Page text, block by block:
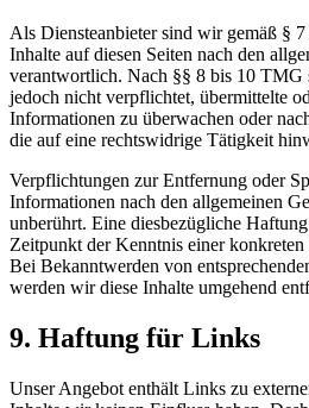
Als Diensteanbieter sind wir gemäß §
Inhalte auf diesen Seiten nach den
verantwortlich. Nach §§ 8 bis 10 TMG
jedoch nicht verpflichtet, übermittelte
Informationen zu überwachen oder
die auf eine rechtswidrige Tätigkeit
Verpflichtungen zur Entfernung oder
Informationen nach den allgemeinen
unberührt. Eine diesbezügliche
Zeitpunkt der Kenntnis einer
Bei Bekanntwerden von
werden wir diese Inhalte umgehend
9. Haftung für Links
Unser Angebot enthält Links zu